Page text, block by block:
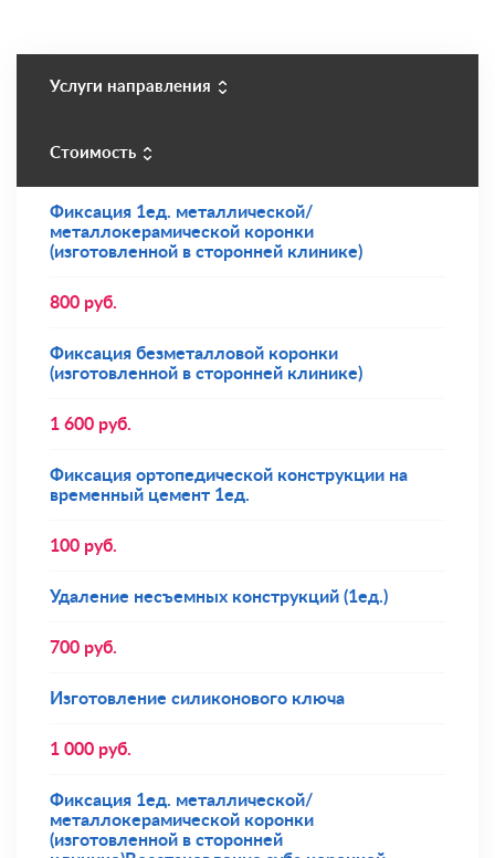
Услуги направления
Стоимость
Фиксация 1ед. металлической/
металлокерамической коронки
(изготовленной в сторонней клинике)
800 руб.
Фиксация безметалловой коронки
(изготовленной в сторонней клинике)
1 600 руб.
Фиксация ортопедической конструкции на
временный цемент 1ед.
100 руб.
Удаление несъемных конструкций (1ед.)
700 руб.
Изготовление силиконового ключа
1 000 руб.
Фиксация 1ед. металлической/
металлокерамической коронки
(изготовленной в сторонней